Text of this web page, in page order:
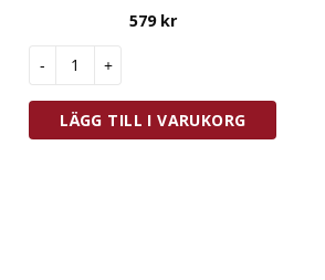
579 kr
LÄGG TILL I VARUKORG